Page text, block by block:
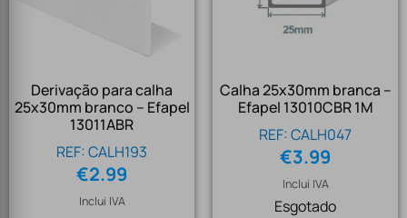
Derivação para calha
25x30mm branco – Efapel
13011ABR
REF: CALH193
€2.99
Inclui IVA
Calha 25x30mm branca –
Efapel 13010CBR 1M
REF: CALH047
€3.99
Inclui IVA
Esgotado